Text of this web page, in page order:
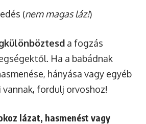
(nem magas láz!)
a fogzás
Ha a babádnak
hányása vagy egyéb
fordulj orvoshoz!
lázat, hasmenést vagy